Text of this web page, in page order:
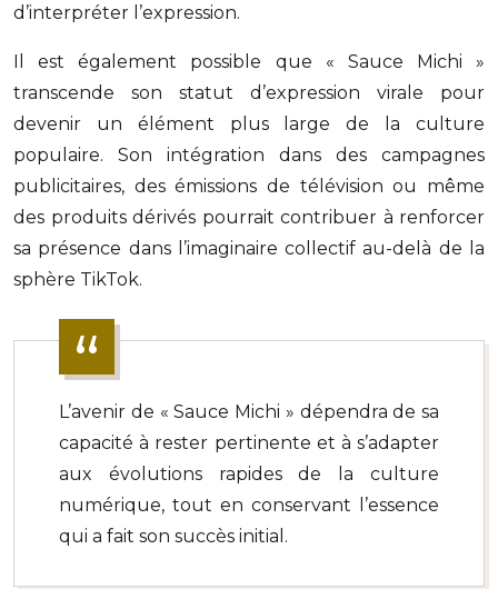
d’interpréter l’expression.
Il est également possible que « Sauce Michi »
transcende son statut d’expression virale pour
devenir un élément plus large de la culture
populaire. Son intégration dans des campagnes
publicitaires, des émissions de télévision ou même
des produits dérivés pourrait contribuer à renforcer
sa présence dans l’imaginaire collectif au-delà de la
sphère TikTok.
L’avenir de « Sauce Michi » dépendra de sa
capacité à rester pertinente et à s’adapter
aux évolutions rapides de la culture
numérique, tout en conservant l’essence
qui a fait son succès initial.